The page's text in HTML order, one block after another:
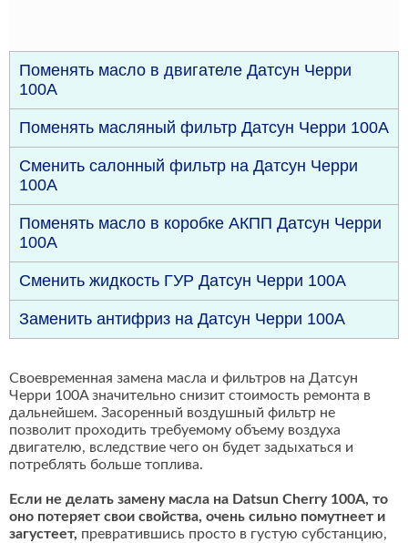
Поменять масло в двигателе Датсун Черри
100A
Поменять масляный фильтр Датсун Черри 100A
Сменить салонный фильтр на Датсун Черри
100A
Поменять масло в коробке АКПП Датсун Черри
100A
Сменить жидкость ГУР Датсун Черри 100A
Заменить антифриз на Датсун Черри 100A
Своевременная замена масла и фильтров на Датсун
Черри 100A значительно снизит стоимость ремонта в
дальнейшем. Засоренный воздушный фильтр не
позволит проходить требуемому объему воздуха
двигателю, вследствие чего он будет задыхаться и
потреблять больше топлива.
Если не делать замену масла на Datsun Cherry 100A, то
оно потеряет свои свойства, очень сильно помутнеет и
загустеет, превратившись просто в густую субстанцию,